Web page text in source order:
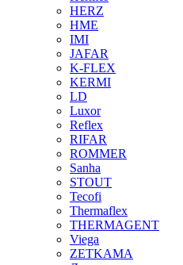
HERZ
HME
IMI
JAFAR
K-FLEX
KERMI
LD
Luxor
Reflex
RIFAR
ROMMER
Sanha
STOUT
Tecofi
Thermaflex
THERMAGENT
Viega
ZETKAMA